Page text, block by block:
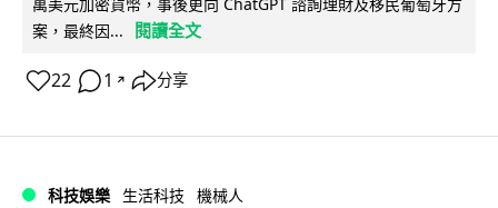
案，最終因...
閱讀全文
22 1 ↗ 分享
科技娛樂 生活科技 機械人